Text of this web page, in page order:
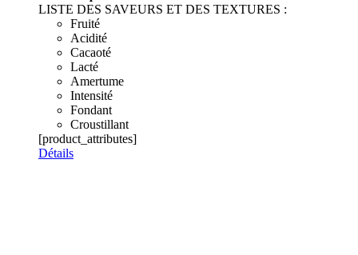
LISTE DES SAVEURS ET DES TEXTURES :
Fruité
Acidité
Cacaoté
Lacté
Amertume
Intensité
Fondant
Croustillant
[product_attributes]
Détails